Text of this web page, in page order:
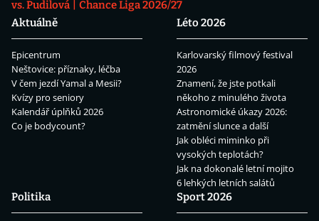
vs. Pudilová
Chance Liga 2026/27
Aktuálně
Epicentrum
Neštovice: příznaky, léčba
V čem jezdí Yamal a Mesii?
Kvízy pro seniory
Kalendář úplňků 2026
Co je bodycount?
Léto 2026
Karlovarský filmový festival
2026
Znamení, že jste potkali
někoho z minulého života
Astronomické úkazy 2026:
zatmění slunce a další
Jak obléci miminko při
vysokých teplotách?
Jak na dokonalé letní mojito
6 lehkých letních salátů
Politika
Sport 2026